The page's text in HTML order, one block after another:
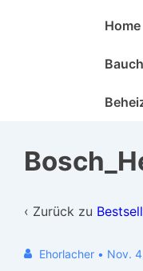
Home
‹ Zurück zu
Ehorlacher • Nov.